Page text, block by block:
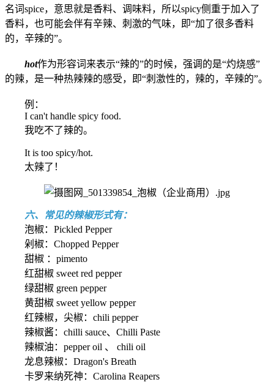
名词spice，意思就是香料、调味料，所以spicy侧重于加入了
香料，也可能会伴有辛辣、刺激的气味，即“加了很多香料
的，辛辣的”。
hot作为形容词来表示“辣的”的时候，强调的是“灼烧感”
的辣，是一种热辣辣的感受，即“刺激性的，辣的，辛辣的”。
例：
I can't handle spicy food.
我吃不了辣的。
It is too spicy/hot.
太辣了！
六、常见的辣椒形式有：
泡椒：Pickled Pepper
剁椒：Chopped Pepper
甜椒 ：pimento
红甜椒 sweet red pepper
绿甜椒 green pepper
黄甜椒 sweet yellow pepper
红辣椒，尖椒：chili pepper
辣椒酱：chilli sauce、Chilli Paste
辣椒油：pepper oil 、 chili oil
龙息辣椒：Dragon's Breath
卡罗来纳死神：Carolina Reapers